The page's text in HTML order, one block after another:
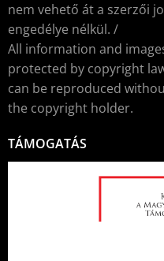
nem vehető át a szerzői
engedélye nélkül. /
All information and
protected by copyright
can be reproduced
the copyright holder.
TÁMOGATÁS